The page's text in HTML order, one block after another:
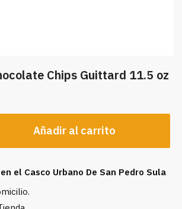
Chips Guittard 11.5 oz
Añadir al carrito
el Casco Urbano De San Pedro Sula